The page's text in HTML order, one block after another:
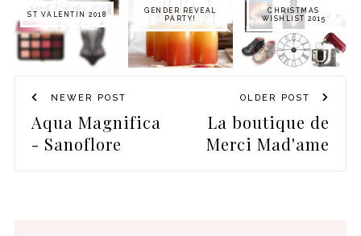
ST VALENTIN 2018
GENDER REVEAL
PARTY!
CHRISTMAS
WISHLIST 2015
NEWER POST
Aqua Magnifica
- Sanoflore
OLDER POST
La boutique de
Merci Mad'ame